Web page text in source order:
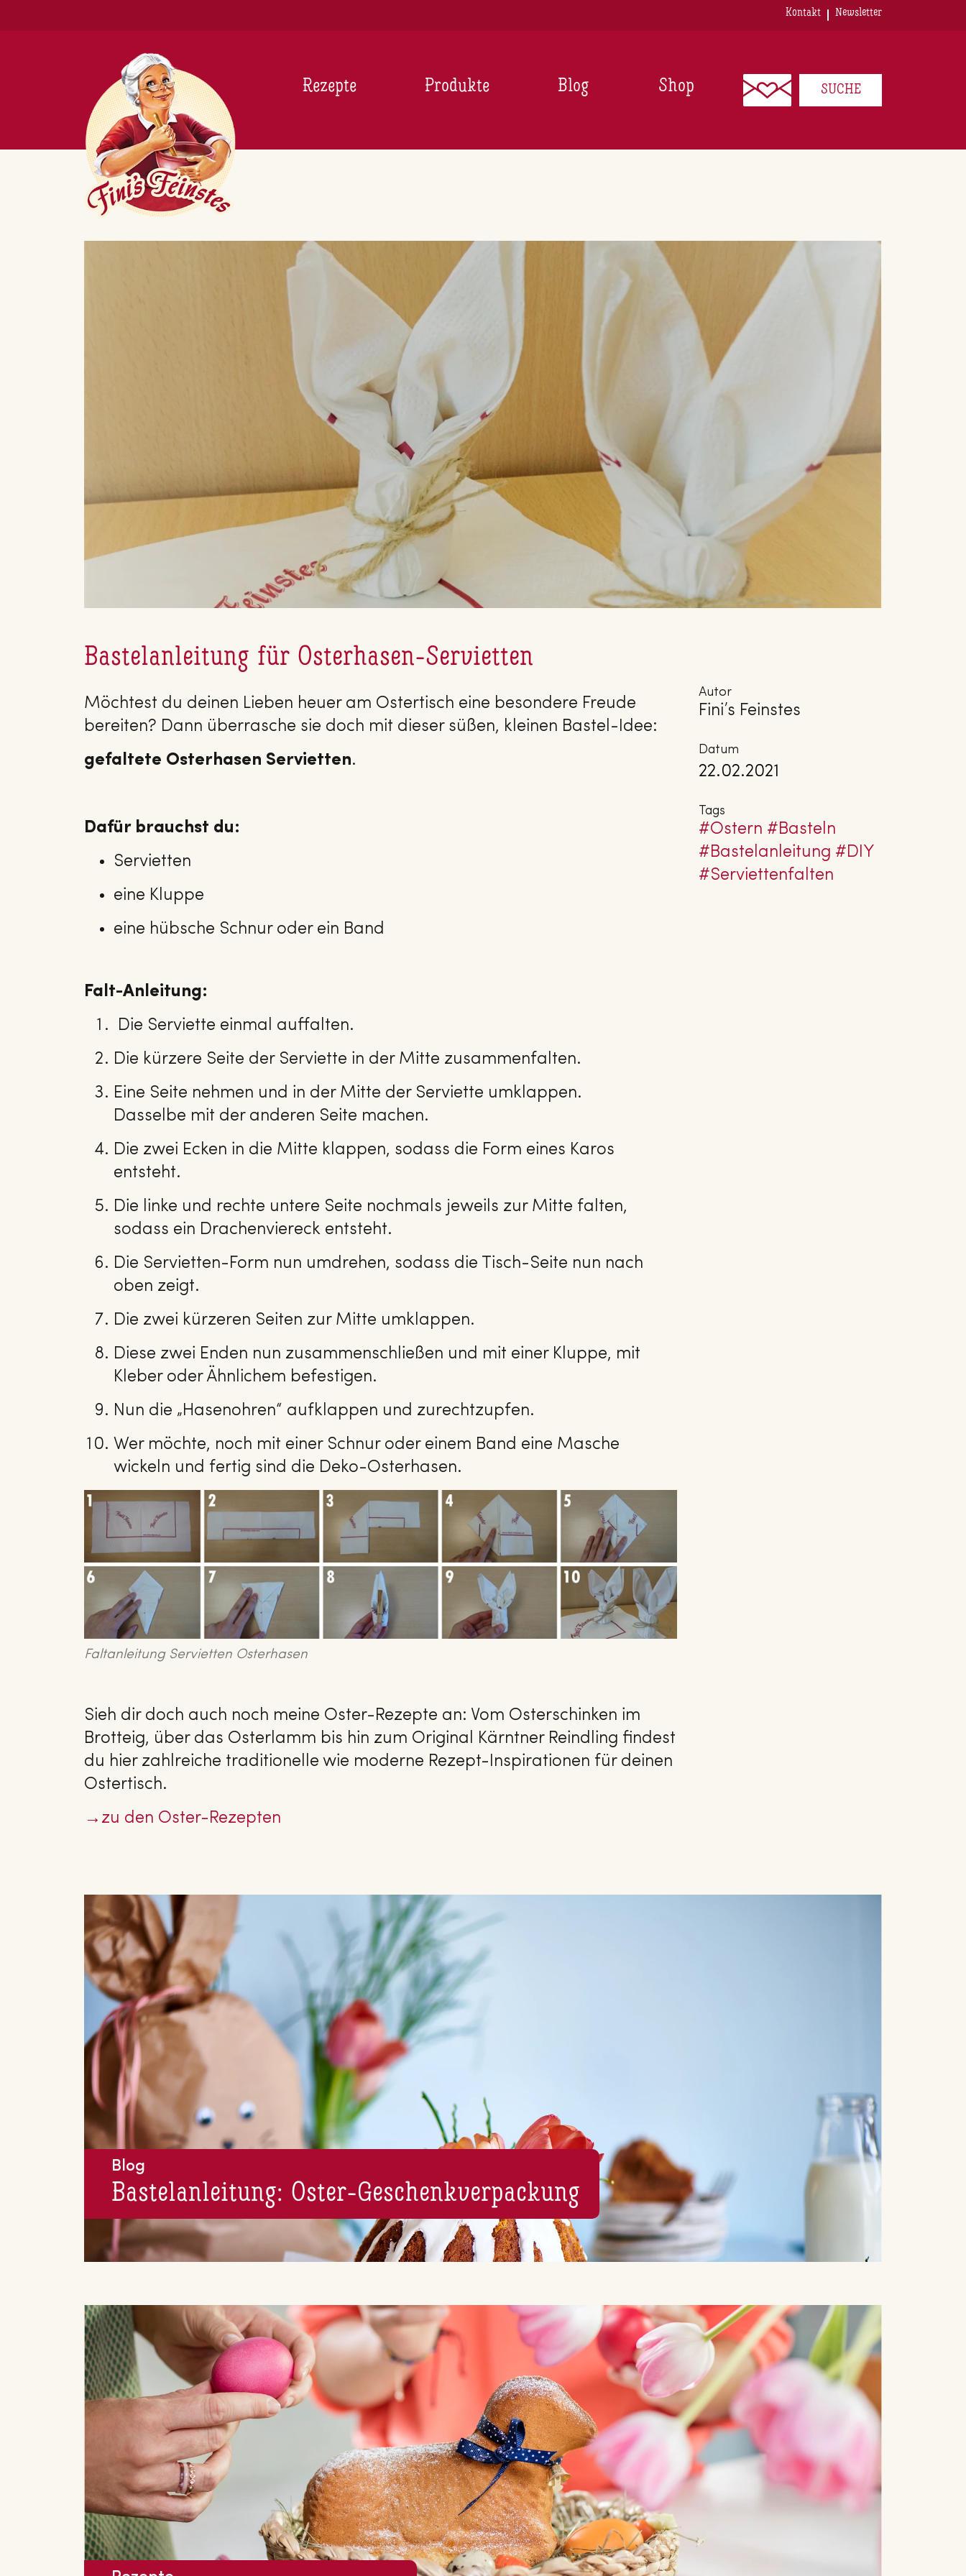
Kontakt Newsletter
Rezepte Produkte Blog Shop SUCHE
Bastelanleitung für Osterhasen-Servietten
Möchtest du deinen Lieben heuer am Ostertisch eine besondere Freude
bereiten? Dann überrasche sie doch mit dieser süßen, kleinen Bastel-Idee:
gefaltete Osterhasen Servietten.
Dafür brauchst du:
Servietten
eine Kluppe
eine hübsche Schnur oder ein Band
Falt-Anleitung:
Die Serviette einmal auffalten.
Die kürzere Seite der Serviette in der Mitte zusammenfalten.
Eine Seite nehmen und in der Mitte der Serviette umklappen.
Dasselbe mit der anderen Seite machen.
Die zwei Ecken in die Mitte klappen, sodass die Form eines Karos
entsteht.
Die linke und rechte untere Seite nochmals jeweils zur Mitte falten,
sodass ein Drachenviereck entsteht.
Die Servietten-Form nun umdrehen, sodass die Tisch-Seite nun nach
oben zeigt.
Die zwei kürzeren Seiten zur Mitte umklappen.
Diese zwei Enden nun zusammenschließen und mit einer Kluppe, mit
Kleber oder Ähnlichem befestigen.
Nun die „Hasenohren“ aufklappen und zurechtzupfen.
Wer möchte, noch mit einer Schnur oder einem Band eine Masche
wickeln und fertig sind die Deko-Osterhasen.
Faltanleitung Servietten Osterhasen
Sieh dir doch auch noch meine Oster-Rezepte an: Vom Osterschinken im
Brotteig, über das Osterlamm bis hin zum Original Kärntner Reindling findest
du hier zahlreiche traditionelle wie moderne Rezept-Inspirationen für deinen
Ostertisch.
→zu den Oster-Rezepten
Autor
Fini’s Feinstes
Datum
22.02.2021
Tags
#Ostern #Basteln
#Bas­tel­an­lei­tung #DIY
#Ser­vi­et­ten­fal­ten
Blog
Bas­tel­an­lei­tung: Oster-Ge­schenk­ver­pa­ckung